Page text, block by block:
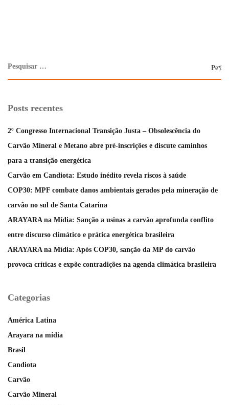
Posts recentes
2º Congresso Internacional Transição Justa – Obsolescência do
Carvão Mineral e Metano abre pré-inscrições e discute caminhos
para a transição energética
Carvão em Candiota: Estudo inédito revela riscos à saúde
COP30: MPF combate danos ambientais gerados pela mineração de
carvão no sul de Santa Catarina
ARAYARA na Mídia: Sanção a usinas a carvão aprofunda conflito
entre discurso climático e prática energética brasileira
ARAYARA na Mídia: Após COP30, sanção da MP do carvão
provoca críticas e expõe contradições na agenda climática brasileira
Categorias
América Latina
Arayara na mídia
Brasil
Candiota
Carvão
Carvão Mineral